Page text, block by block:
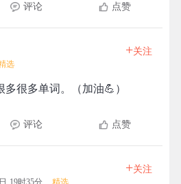
评论 点赞
选
+关注
很多单词。（加油💪）
评论 点赞
19时35分 精选
+关注